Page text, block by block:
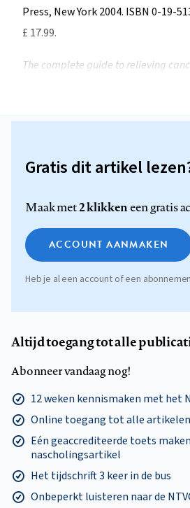
Press, New York 2004. ISBN 0-19-
£ 17.99.
The complete guide to relieving
Gratis dit artikel
Maak met2 klikkeneen gratis
ACCOUNT AANMAKEN
Heb je al een account of een
Altijd toegang tot alle
Abonneer vandaag nog!
12 weken kennismaken met het
Online toegang tot alle artikelen
Eén geaccrediteerde toets
nascholingsartikel
Het tijdschrift 3 keer in de bus
Onbeperkt luisteren naar de